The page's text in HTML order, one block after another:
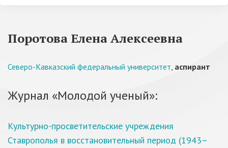
Поротова Елена Алексеевна
Северо-Кавказский федеральный университет, аспирант
Журнал «Молодой ученый»:
Культурно-просветительские учреждения
Ставрополья в восстановительный период (1943–